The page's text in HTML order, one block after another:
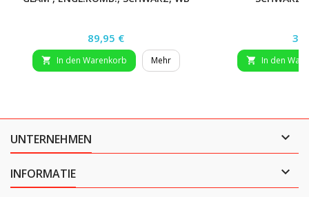
Preis
89,95 €
 In den Warenkorb Mehr  In den
UNTERNEHMEN 
INFORMATIE 